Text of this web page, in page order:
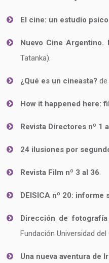
El cine: un estudio
Nuevo Cine Argentino.
Tatanka).
¿Qué es un cineasta? de
How it happened here:
Revista Directores nº 1
24 ilusiones por
Revista Film nº 3 al 36.
DEISICA nº 20:
Dirección de
Fundación Universidad del
Una nueva aventura de